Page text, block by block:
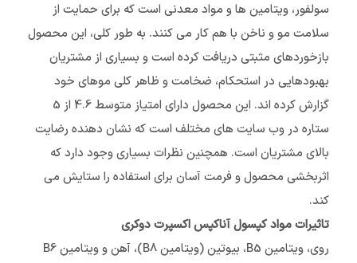
سولفور، ویتامین ها و مواد معدنی است که برای حمایت از
سلامت مو و ناخن با هم کار می کنند. به طور کلی، این محصول
بازخوردهای مثبتی دریافت کرده است و بسیاری از مشتریان
بهبودهایی در استحکام، ضخامت و ظاهر کلی موهای خود
گزارش کرده اند. این محصول دارای امتیاز متوسط 4.6 از 5
ستاره در وب سایت های مختلف است که نشان دهنده رضایت
بالای مشتریان است. همچنین نظرات بسیاری وجود دارد که
اثربخشی محصول و فرمت آسان برای استفاده را ستایش می
کند.
تاثیرات مواد کپسول آناکپس اکسپرت دوکری
روی، ویتامین B5، بیوتین (ویتامین B8)، آهن و ویتامین B6